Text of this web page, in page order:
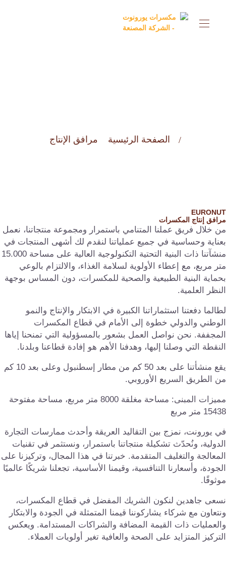
الصفحة الرئيسية مرافق الإنتاج
إنتاج المكسرات
خلال فريق عملنا المتنامي باستمرار ومجموعة منتجاتنا، نعمل
وحساسية في جميع عملياتنا لنقدم لك أشهى المنتجات في
منشآتنا ذات البنية التحتية التكنولوجية العالية على مساحة 15.000
مربع، مع إعطاء الأولوية لسلامة الغذاء، والالتزام بالوعي
البنية الطبيعية والصحية للمكسرات، دون المساس بوجهة
العلمية.
دفعتنا استثماراتنا الكبيرة في الابتكار والإنتاج والنمو
والدولي خطوة إلى الأمام في قطاع المكسرات
نحن نواصل العمل بشعور بالمسؤولية التي تمنحنا إياها
التي وصلنا إليها، وهدفنا الأهم هو إفادة قطاعنا وبلدنا.
يقع منشأتنا على بعد 50 كم من مطار إسطنبول وعلى بعد 10 كم
الطريق السريع الأوروبي.
مميزات المبنى: مساحة مغلقة 8000 متر مربع، مساحة مفتوحة
متر مربع
يورونت، نمزج بين التقاليد العريقة وأحدث ممارسات التجارة
ونُحدّث تشكيلة منتجاتنا باستمرار، ونستثمر في تقنيات
والتغليف المتقدمة. خبرتنا في هذا المجال، وتركيزنا على
وأسعارنا التنافسية، وقيمنا الأساسية، تجعلنا شريكًا عالميًا
جاهدين لنكون الشريك المفضل في قطاع المكسرات،
مع شركاء يشاركوننا قيمنا المتمثلة في الجودة والابتكار
ذات القيمة المضافة والشراكات المستدامة. ويعكس
المتزايد على الصحة والعافية تغير أولويات العملاء.